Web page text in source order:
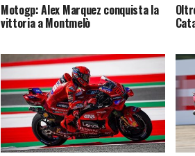
Motogp: Alex Marquez conquista la
vittoria a Montmelò